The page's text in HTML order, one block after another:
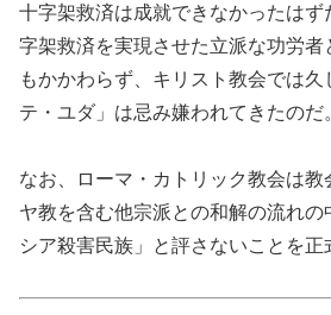
十字架救済は成就できなかったは
字架救済を実現させた立派な功労者
もかかわらず、キリスト教会では
テ・ユダ」は忌み嫌われてきたのだ
なお、ローマ・カトリック教会は
ヤ教を含む他宗派との和解の流れの
シア殺害民族」と評さないことを正